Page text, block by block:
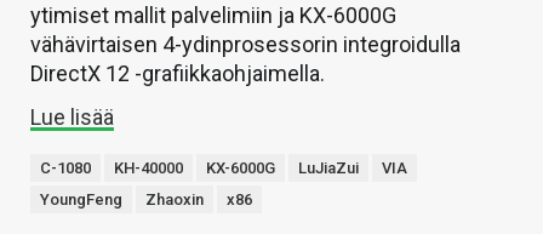
ytimiset mallit palvelimiin ja KX-6000G
vähävirtaisen 4-ydinprosessorin integroidulla
DirectX 12 -grafiikkaohjaimella.
Lue lisää
C-1080 KH-40000 KX-6000G LuJiaZui
VIA
YoungFeng
Zhaoxin x86